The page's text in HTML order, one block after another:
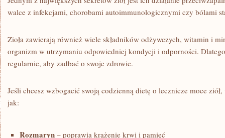
walce⁣ z infekcjami, chorobami autoimmunologicznymi‌ czy bólami
Zioła zawierają również wiele składników odżywczych, witamin i
organizm w utrzymaniu odpowiedniej kondycji i odporności.‍
regularnie, aby zadbać o swoje zdrowie.
Jeśli chcesz wzbogacić swoją codzienną dietę o lecznicze moce
jak:
Rozmaryn – poprawia krążenie krwi i pamięć